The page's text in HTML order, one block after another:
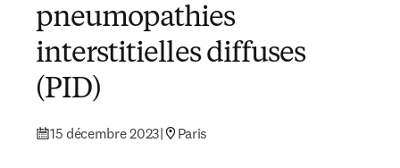
pneumopathies
interstitielles diffuses
(PID)
15 décembre 2023| Paris